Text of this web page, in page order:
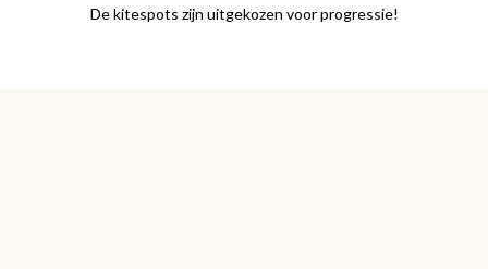
De kitespots zijn uitgekozen voor progressie!